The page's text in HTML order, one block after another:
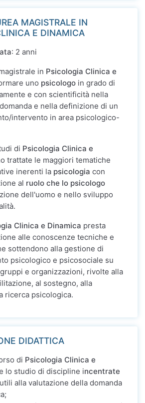
MAGISTRALE IN
E DINAMICA
: 2 anni
in Psicologia Clinica e
uno psicologo in grado di
e con scientificità nella
e nella definizione di un
intervento in area psicologico-
di Psicologia Clinica e
trattate le maggiori tematiche
inerenti la psicologia con
al ruolo che lo psicologo
dell'uomo e nello sviluppo
Clinica e Dinamica presta
alle conoscenze tecniche e
sottendono alla gestione di
psicologico e psicosociale su
e organizzazioni, rivolte alla
al sostegno, alla
ricerca psicologica.
DIDATTICA
di Psicologia Clinica e
lo studio di discipline incentrate
utili alla valutazione della domanda